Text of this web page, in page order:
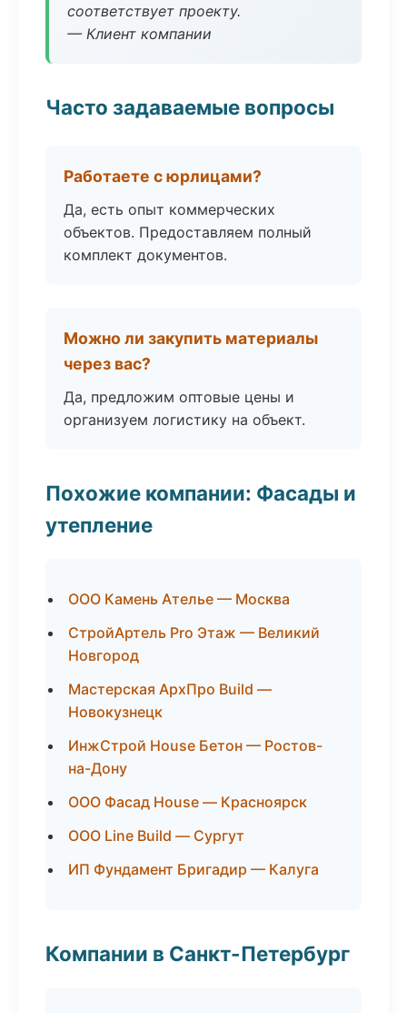
соответствует проекту.
— Клиент компании
Часто задаваемые вопросы
Работаете с юрлицами?
Да, есть опыт коммерческих
объектов. Предоставляем полный
комплект документов.
Можно ли закупить материалы
через вас?
Да, предложим оптовые цены и
организуем логистику на объект.
Похожие компании: Фасады и
утепление
ООО Камень Ателье — Москва
СтройАртель Pro Этаж — Великий
Новгород
Мастерская АрхПро Build —
Новокузнецк
ИнжСтрой House Бетон — Ростов-
на-Дону
ООО Фасад House — Красноярск
ООО Line Build — Сургут
ИП Фундамент Бригадир — Калуга
Компании в Санкт-Петербург